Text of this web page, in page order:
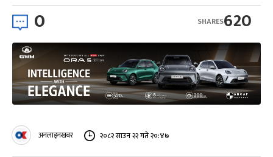
0 620
SHARES
अनलाइनखबर २०८२ साउन २२ गते २०:४७